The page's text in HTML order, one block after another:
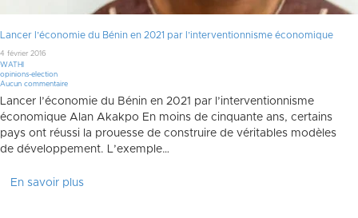
Lancer l’économie du Bénin en 2021 par l’interventionnisme économique
4 février 2016
WATHI
opinions-election
Aucun commentaire
Lancer l’économie du Bénin en 2021 par l’interventionnisme
économique Alan Akakpo En moins de cinquante ans, certains
pays ont réussi la prouesse de construire de véritables modèles
de développement. L’exemple…
En savoir plus